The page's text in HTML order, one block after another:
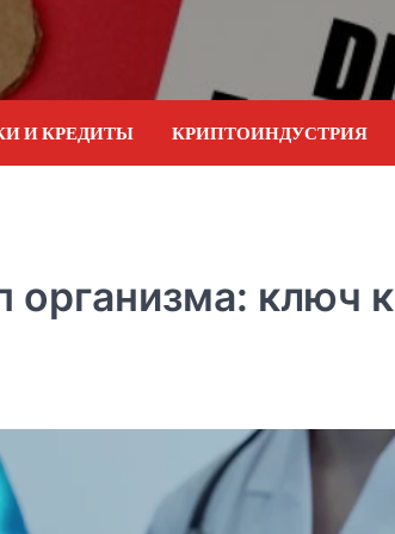
И КРЕДИТЫ КРИПТОИНДУСТРИЯ
организма: ключ к